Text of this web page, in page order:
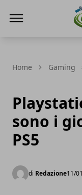
Home Gaming
sono i
PS5
di Redazione11/